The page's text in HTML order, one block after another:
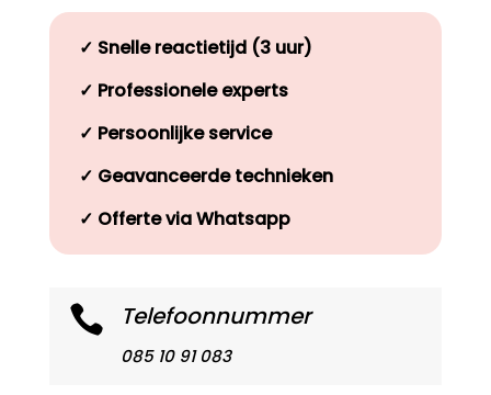
✓ Snelle reactietijd (3 uur)
✓ Professionele experts
✓ Persoonlijke service
✓ Geavanceerde technieken
✓ Offerte via Whatsapp
 Telefoonnummer
085 10 91 083